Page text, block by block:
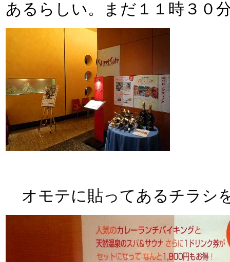
あるらしい。まだ１１時３０
オモテに貼ってあるチラシ